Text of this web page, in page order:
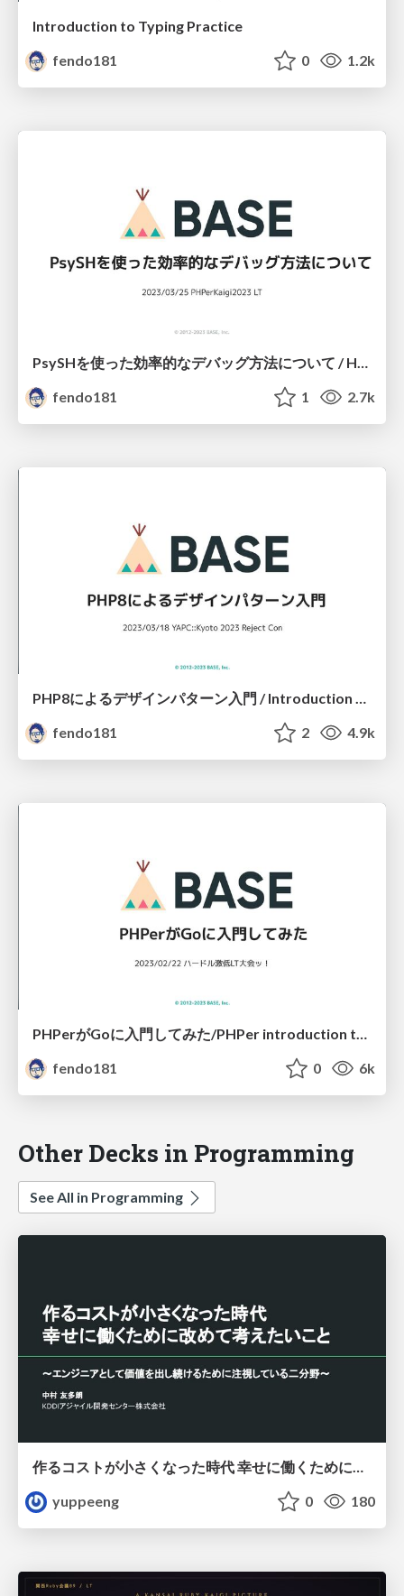
Introduction to Typing Practice
fendo181
0 1.2k
fendo181
1 2.7k
PHP8によるデザインパターン入門 / Introduction to Design Patterns with PHP8
fendo181
2 4.9k
PHPerがGoに入門してみた/PHPer introduction to Go.
fendo181
0 6k
Other Decks in Programming
See All in Programming
yuppeeng
0 180